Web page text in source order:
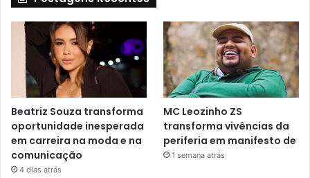
Beatriz Souza transforma
oportunidade inesperada
em carreira na moda e na
comunicação
4 dias atrás
MC Leozinho ZS
transforma vivências da
periferia em manifesto de
1 semana atrás